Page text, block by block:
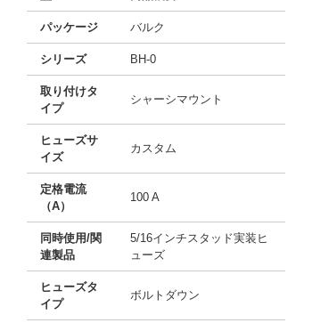
パッケージ バルク
シリーズ BH-0
取り付けタ
イプ
シャーシマウント
ヒューズサ
イズ
カスタム
定格電流
（A）
100 A
同時使用/関
連製品
5/16インチスタッド実装ヒ
ューズ
ヒューズタ
イプ
ボルトダウン